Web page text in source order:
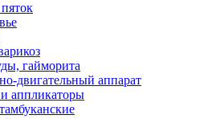
гайморита
двигательный аппарат
аппликаторы